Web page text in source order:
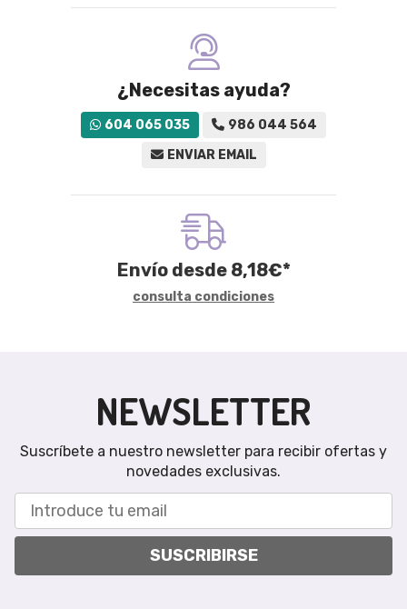
¿Necesitas ayuda?
604 065 035
986 044 564
ENVIAR EMAIL
Envío desde 8,18€*
consulta condiciones
NEWSLETTER
Suscríbete a nuestro newsletter para recibir ofertas y
novedades exclusivas.
SUSCRIBIRSE